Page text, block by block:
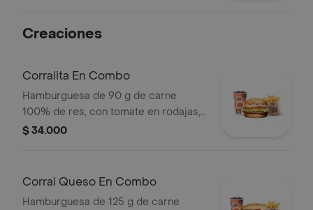
tiempo de entrega.
Creaciones
Corralita En Combo
Hamburguesa de 90 g de carne
100% de res, con tomate en rodajas,
cebolla en rodajas, lechuga, salsa
pet
$ 34.000
Corral Queso En Combo
Hamburguesa de 125 g de carne